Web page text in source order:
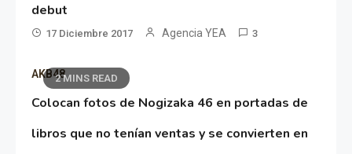
debut
17 Diciembre 2017 Agencia YEA 3
2 MINS READ
AKB48
Colocan fotos de Nogizaka 46 en portadas de
libros que no tenían ventas y se convierten en